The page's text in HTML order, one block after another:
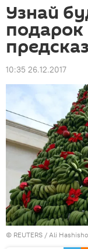
Узнай
10:35 26.12.2017
© REUTERS / Ali Hashisho